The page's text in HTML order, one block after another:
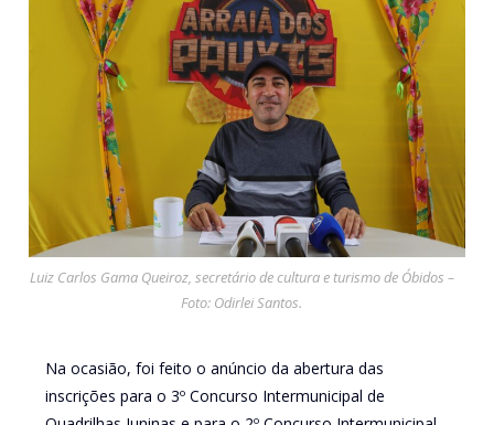
Luiz Carlos Gama Queiroz, secretário de cultura e turismo de Óbidos –
Foto: Odirlei Santos.
Na ocasião, foi feito o anúncio da abertura das
inscrições para o 3º Concurso Intermunicipal de